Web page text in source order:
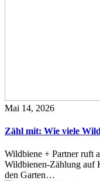
Mai 14, 2026
Zähl mit: Wie viele
Wildbiene + Partner ruft
Wildbienen-Zählung auf
den Garten…